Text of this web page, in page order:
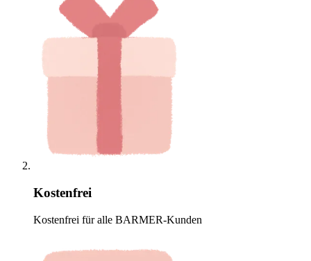
Kostenfrei
Kostenfrei für alle BARMER-Kunden